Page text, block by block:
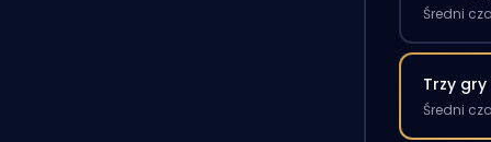
Średni
Trzy gry
Średni